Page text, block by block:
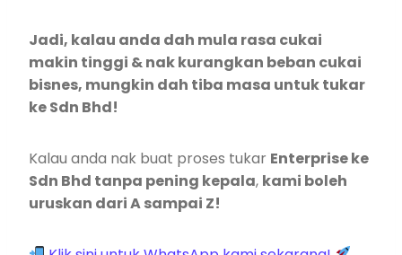
Jadi, kalau anda dah mula rasa cukai
makin tinggi & nak kurangkan beban cukai
bisnes, mungkin dah tiba masa untuk tukar
ke Sdn Bhd!
Kalau anda nak buat proses tukar Enterprise ke
Sdn Bhd tanpa pening kepala, kami boleh
uruskan dari A sampai Z!